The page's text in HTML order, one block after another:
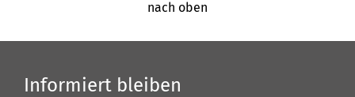
nach oben
Informiert bleiben